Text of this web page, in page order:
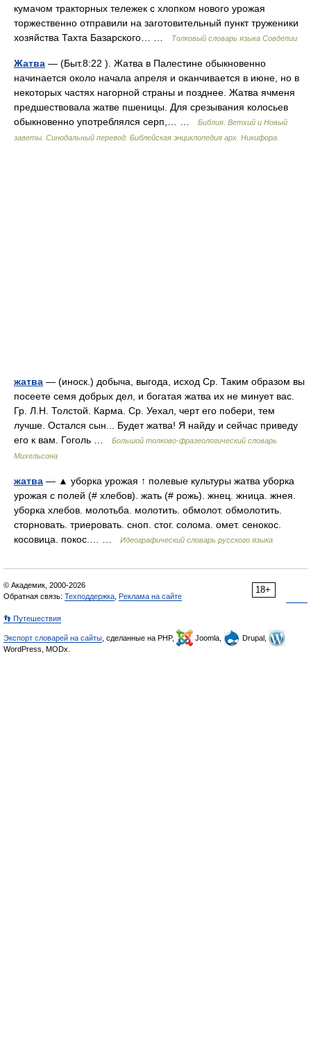
кумачом тракторных тележек с хлопком нового урожая
торжественно отправили на заготовительный пункт труженики
хозяйства Тахта Базарского… …
Толковый словарь языка Совдепии
Жатва — (Быт.8:22 ). Жатва в Палестине обыкновенно
начинается около начала апреля и оканчивается в июне, но в
некоторых частях нагорной страны и позднее. Жатва ячменя
предшествовала жатве пшеницы. Для срезывания колосьев
обыкновенно употреблялся серп,… …
Библия. Ветхий и Новый
заветы. Синодальный перевод. Библейская энциклопедия арх. Никифора.
жатва — (иноск.) добыча, выгода, исход Ср. Таким образом вы
посеете семя добрых дел, и богатая жатва их не минует вас.
Гр. Л.Н. Толстой. Карма. Ср. Уехал, черт его побери, тем
лучше. Остался сын... Будет жатва! Я найду и сейчас приведу
его к вам. Гоголь …
Большой толково-фразеологический словарь
Михельсона
жатва — ▲ уборка урожая ↑ полевые культуры жатва уборка
урожая с полей (# хлебов). жать (# рожь). жнец. жница. жнея.
уборка хлебов. молотьба. молотить. обмолот. обмолотить.
сторновать. триеровать. сноп. стог. солома. омет. сенокос.
косовица. покос.… …
Идеографический словарь русского языка
18+
© Академик, 2000-2026
Обратная связь: Техподдержка Реклама на сайте
👣 Путешествия
Экспорт словарей на сайты , сделанные на PHP, Joomla,
Drupal,
WordPress, MODx.